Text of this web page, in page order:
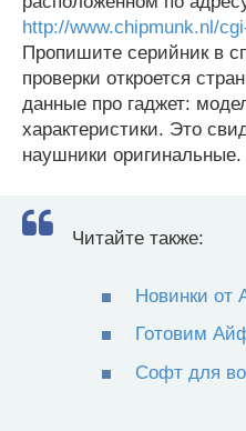
http://www.chipmunk.nl/
Пропишите серийник в
проверки откроется
данные про гаджет:
характеристики. Это
наушники оригинальные.
Читайте также:
Новинки от
Готовим
Софт для